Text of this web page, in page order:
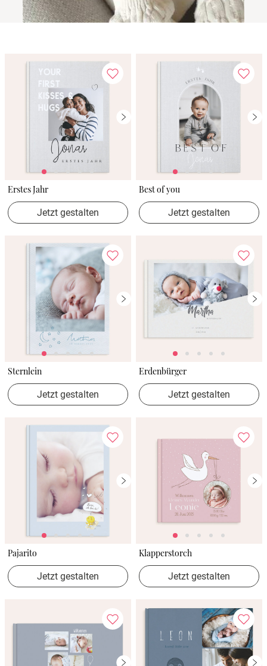
Erstes Jahr
Jetzt gestalten
Best of you
Jetzt gestalten
Sternlein
Jetzt gestalten
Erdenbürger
Jetzt gestalten
Pajarito
Jetzt gestalten
Klapperstorch
Jetzt gestalten